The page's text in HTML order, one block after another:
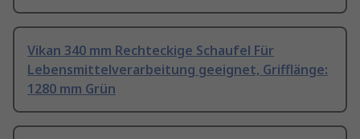
Vikan 340 mm Rechteckige Schaufel Für
Lebensmittelverarbeitung geeignet, Grifflänge:
1280 mm Grün